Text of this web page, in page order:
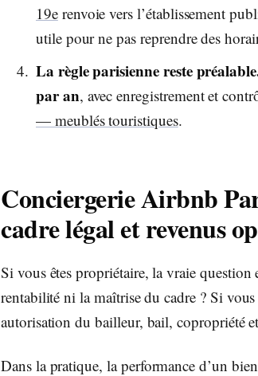
19erenvoie vers l’établissement
utile pour ne pas reprendre des
La règle parisienne reste
par an, avec enregistrement et
— meublés touristiques.
Conciergerie Airbnb
cadre légal et revenus
Si vous êtes propriétaire, la vraie
rentabilité ni la maîtrise du cadre ? Si
autorisation du bailleur, bail, copropriété
Dans la pratique, la performance d’un